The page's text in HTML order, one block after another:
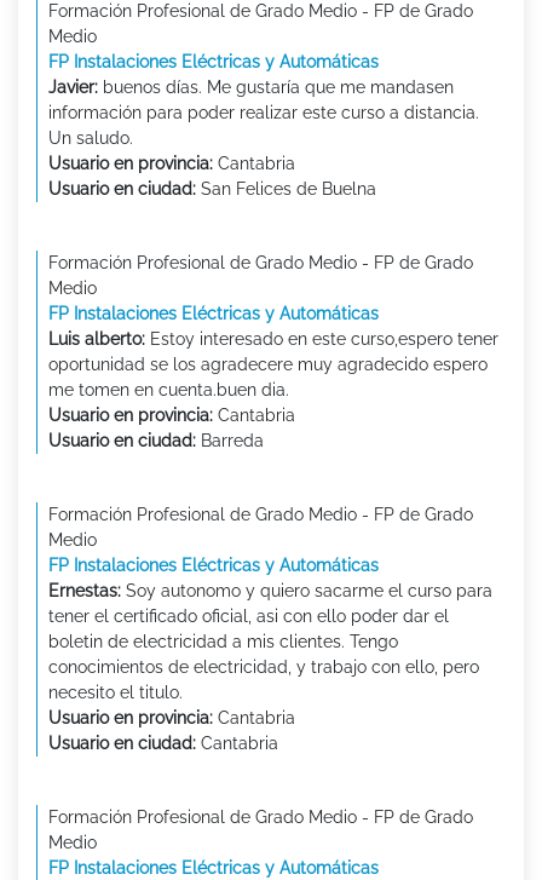
Formación Profesional de Grado Medio - FP de Grado
Medio
FP Instalaciones Eléctricas y Automáticas
Javier: buenos días. Me gustaría que me mandasen
información para poder realizar este curso a distancia.
Un saludo.
Usuario en provincia: Cantabria
Usuario en ciudad: San Felices de Buelna
Formación Profesional de Grado Medio - FP de Grado
Medio
FP Instalaciones Eléctricas y Automáticas
Luis alberto: Estoy interesado en este curso,espero tener
oportunidad se los agradecere muy agradecido espero
me tomen en cuenta.buen dia.
Usuario en provincia: Cantabria
Usuario en ciudad: Barreda
Formación Profesional de Grado Medio - FP de Grado
Medio
FP Instalaciones Eléctricas y Automáticas
Ernestas: Soy autonomo y quiero sacarme el curso para
tener el certificado oficial, asi con ello poder dar el
boletin de electricidad a mis clientes. Tengo
conocimientos de electricidad, y trabajo con ello, pero
necesito el titulo.
Usuario en provincia: Cantabria
Usuario en ciudad: Cantabria
Formación Profesional de Grado Medio - FP de Grado
Medio
FP Instalaciones Eléctricas y Automáticas